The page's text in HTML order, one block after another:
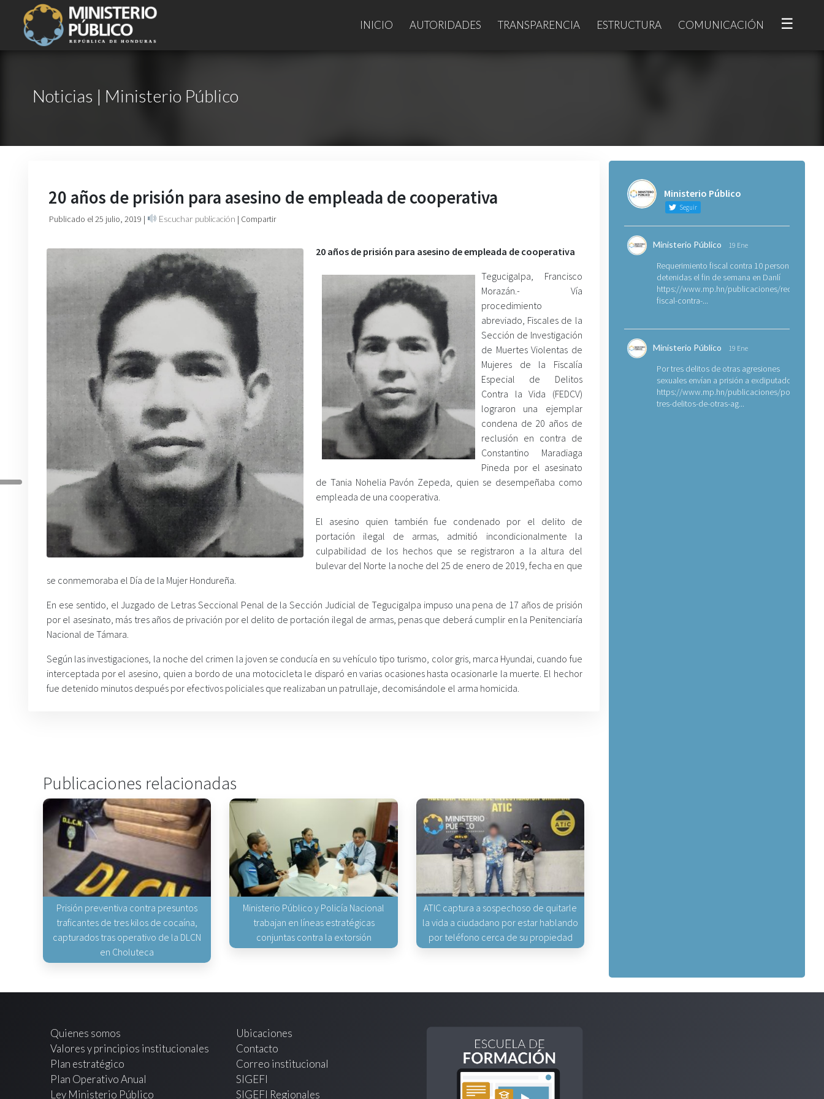
INICIO AUTORIDADES TRANSPARENCIA ESTRUCTURA COMUNICACIÓN ☰
Noticias | Ministerio Público
20 años de prisión para asesino de empleada de cooperativa
Publicado el 25 julio, 2019 | Escuchar publicación | Compartir
20 años de prisión para asesino de empleada de cooperativa
Tegucigalpa, Francisco
Morazán.- Vía
procedimiento
abreviado, Fiscales de la
Sección de Investigación
de Muertes Violentas de
Mujeres de la Fiscalía
Especial de Delitos
Contra la Vida (FEDCV)
lograron una ejemplar
condena de 20 años de
reclusión en contra de
Constantino Maradiaga
Pineda por el asesinato
de Tania Nohelia Pavón Zepeda, quien se desempeñaba como
empleada de una cooperativa.
El asesino quien también fue condenado por el delito de
portación ilegal de armas, admitió incondicionalmente la
culpabilidad de los hechos que se registraron a la altura del
bulevar del Norte la noche del 25 de enero de 2019, fecha en que
se conmemoraba el Día de la Mujer Hondureña.
En ese sentido, el Juzgado de Letras Seccional Penal de la Sección Judicial de Tegucigalpa impuso una pena de 17 años de prisión
por el asesinato, más tres años de privación por el delito de portación ilegal de armas, penas que deberá cumplir en la Penitenciaría
Nacional de Támara.
Según las investigaciones, la noche del crimen la joven se conducía en su vehículo tipo turismo, color gris, marca Hyundai, cuando fue
interceptada por el asesino, quien a bordo de una motocicleta le disparó en varias ocasiones hasta ocasionarle la muerte. El hechor
fue detenido minutos después por efectivos policiales que realizaban un patrullaje, decomisándole el arma homicida.
Publicaciones relacionadas
Prisión preventiva contra presuntos
traficantes de tres kilos de cocaína,
capturados tras operativo de la DLCN
en Choluteca
Ministerio Público y Policía Nacional
trabajan en líneas estratégicas
conjuntas contra la extorsión
ATIC captura a sospechoso de quitarle
la vida a ciudadano por estar hablando
por teléfono cerca de su propiedad
Ministerio Público
Seguir
Ministerio Público 19 Ene
Requerimiento fiscal contra 10 personas
detenidas el fin de semana en Danlí
https://www.mp.hn/publicaciones/
fiscal-contra-...
Ministerio Público 19 Ene
Por tres delitos de otras agresiones
sexuales envían a prisión a exdiputado
https://www.mp.hn/publicaciones/por-
tres-delitos-de-otras-ag...
Quienes somos
Valores y principios institucionales
Plan estratégico
Plan Operativo Anual
Ley Ministerio Público
Ubicaciones
Contacto
Correo institucional
SIGEFI
SIGEFI Regionales